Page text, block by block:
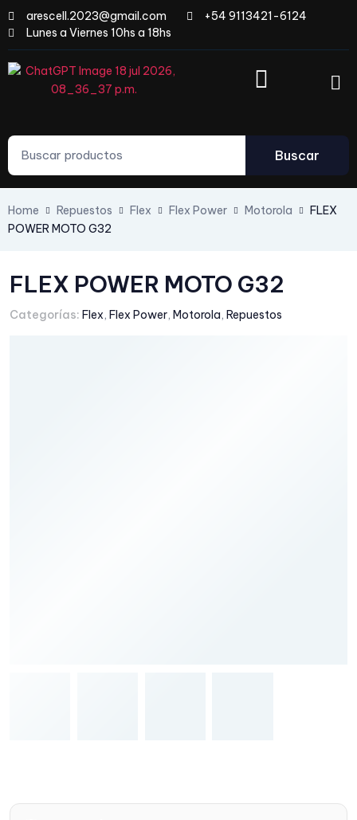
arescell.2023@gmail.com
+54 9113421-6124
Lunes a Viernes 10hs a 18hs
Buscar
Home Repuestos Flex Flex Power Motorola
FLEX
POWER MOTO G32
FLEX POWER MOTO G32
Categorías: Flex, Flex Power, Motorola, Repuestos